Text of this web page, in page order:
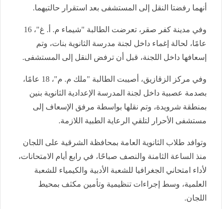
أنهما رفضتا النقل إلى المستشفى بعد استقرار حالتيهما.
وفي مدينة كفر صقر، تعرضت الطالبة "شيماء م. أ. غ"، 16
عامًا، لحالة إغماء داخل لجنة مدرسة الثانوية بنات، وتم
إسعافها داخل اللجنة، قبل أن ترفض النقل إلى المستشفى.
وفي مركز الزقازيق، أصيبت الطالبة "ملك م. م"، 18 عامًا،
بصدمة عصبية داخل لجنة المدرسة الإعدادية الثانوية بنين
بمنطقة شرويدة، وتم نقلها بواسطة مرفق الإسعاف إلى
مستشفى الأحرار لتلقي الرعاية الطبية اللازمة.
وتوافد طلاب الثانوية العامة بمحافظة الشرقية على اللجان
منذ الساعة الثامنة والنصف صباحًا، في رابع أيام الامتحانات،
لأداء امتحاني الجغرافيا للشعبة الأدبية والكيمياء للشعبة
العلمية، وسط إجراءات تنظيمية وتأمين مكثف بمحيط
اللجان.